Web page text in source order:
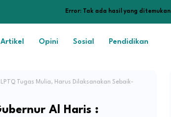
Error: Tak ada hasil yang ditemukan
Artikel Opini Sosial Pendidikan
Tugas Mulia, Harus Dilaksanakan Sebaik-
Al Haris :